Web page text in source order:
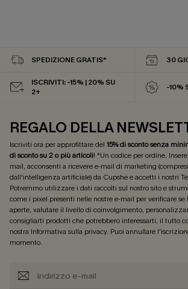
SPEDIZIONE GRATIS* 30
ISCRIVITI: -15% | 20% SU
2+
-10%
REGALO DELLA
Iscriviti ora per approfittare del 15% di sconto senza
di sconto su 2 o più articoli! *Un codice per ordine.
mail, acconsenti a ricevere e-mail di marketing
dall'intelligenza artificiale) da Cupshe e accetti i nostri
Potremmo utilizzare i dati raccolti sul nostro sito e
come i pixel presenti nelle nostre e-mail per verificare
aperte, valutare il livello di coinvolgimento,
consigliarti prodotti che potrebbero interessarti, il tutto
nostra Informativa sulla privacy. Puoi annullare
momento.